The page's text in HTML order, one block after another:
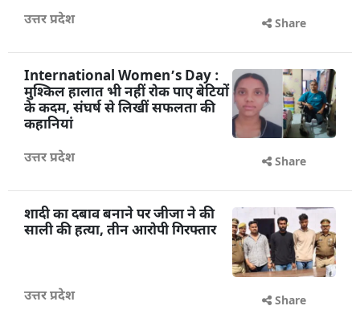
उत्तर प्रदेश Share
International Women’s Day :
मुश्किल हालात भी नहीं रोक पाए बेटियों
के कदम, संघर्ष से लिखीं सफलता की
कहानियां
उत्तर प्रदेश Share
शादी का दबाव बनाने पर जीजा ने की
साली की हत्या, तीन आरोपी गिरफ्तार
उत्तर प्रदेश Share